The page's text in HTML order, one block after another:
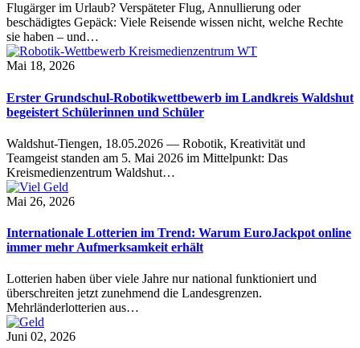
Flugärger im Urlaub? Verspäteter Flug, Annullierung oder
beschädigtes Gepäck: Viele Reisende wissen nicht, welche Rechte
sie haben – und…
Mai 18, 2026
Erster Grundschul-Robotikwettbewerb im Landkreis Waldshut
begeistert Schülerinnen und Schüler
Waldshut-Tiengen, 18.05.2026 — Robotik, Kreativität und
Teamgeist standen am 5. Mai 2026 im Mittelpunkt: Das
Kreismedienzentrum Waldshut…
Mai 26, 2026
Internationale Lotterien im Trend: Warum EuroJackpot online
immer mehr Aufmerksamkeit erhält
Lotterien haben über viele Jahre nur national funktioniert und
überschreiten jetzt zunehmend die Landesgrenzen.
Mehrländerlotterien aus…
Juni 02, 2026